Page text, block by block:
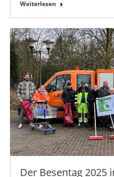
Weiterlesen
Der Besentag 2025